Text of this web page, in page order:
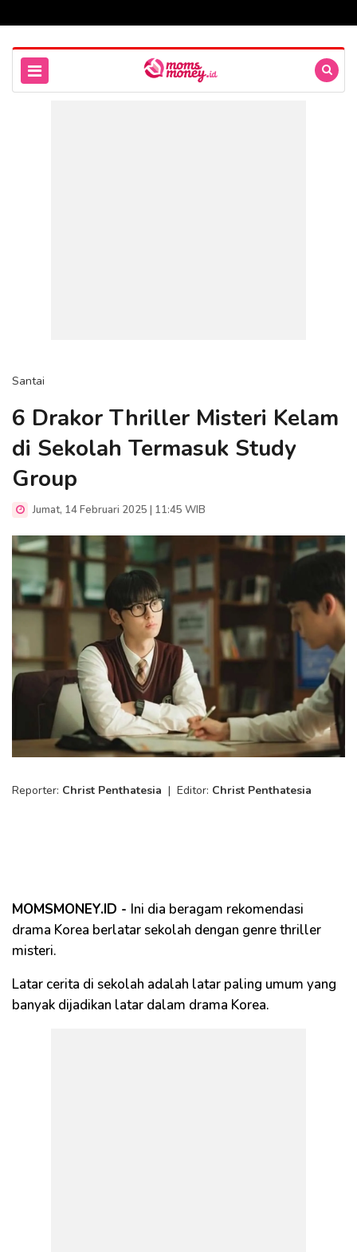
Santai
6 Drakor Thriller Misteri Kelam
di Sekolah Termasuk Study
Group
Jumat, 14 Februari 2025 | 11:45 WIB
Reporter: Christ Penthatesia | Editor: Christ Penthatesia
MOMSMONEY.ID - Ini dia beragam rekomendasi
drama Korea berlatar sekolah dengan genre thriller
misteri.
Latar cerita di sekolah adalah latar paling umum yang
banyak dijadikan latar dalam drama Korea.